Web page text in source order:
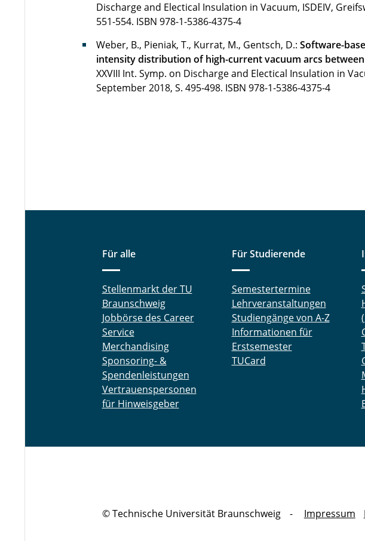
Discharge and Electical Insulation in Vacuum, ISDEIV,
551-554. ISBN 978-1-5386-4375-4
Weber, B., Pieniak, T., Kurrat, M., Gentsch, D.:Software-
intensity distribution of high-current vacuum arcs
XXVIII Int. Symp. on Discharge and Electical Insulation in
September 2018, S. 495-498. ISBN 978-1-5386-4375-4
Für alle
Stellenmarkt der TU
Braunschweig
Jobbörse des Career
Service
Merchandising
Sponsoring- &
Spendenleistungen
Vertrauenspersonen
für Hinweisgeber
Für Studierende
Semestertermine
Lehrveranstaltungen
Studiengänge von A-Z
Informationen für
Erstsemester
TUCard
© Technische Universität Braunschweig Impressum